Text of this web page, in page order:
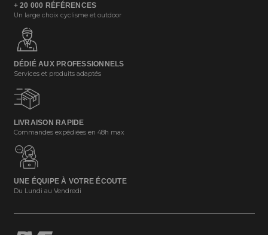
+ 20 000 RÉFÉRENCES
Un large choix cyclisme et outdoor
DÉDIÉ AUX PROFESSIONNELS
Services et produits adaptés
LIVRAISON RAPIDE
Commandes expédiées en 48h max
UNE ÉQUIPE À VOTRE ÉCOUTE
Du Lundi au Vendredi